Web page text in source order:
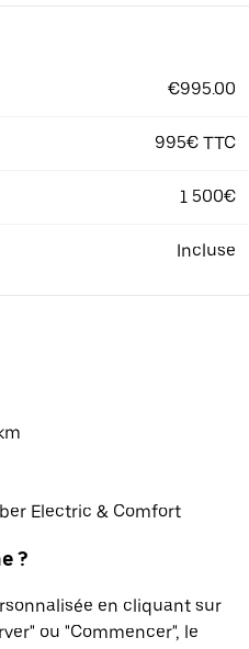
€995.00
995€ TTC
1 500€
Incluse
Electric & Comfort
?
en cliquant sur
ou "Commencer", le